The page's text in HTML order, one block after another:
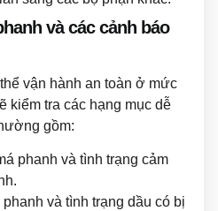
và các cảnh báo
vận hành an toàn ở mức
kiểm tra các hạng mục dễ
gồm:
phanh và tình trạng cảm
và tình trạng dầu có bị